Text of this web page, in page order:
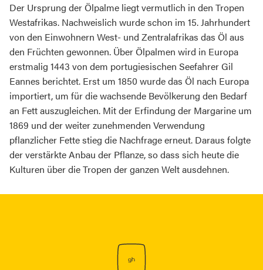
Der Ursprung der Ölpalme liegt vermutlich in den Tropen
Westafrikas. Nachweislich wurde schon im 15. Jahrhundert
von den Einwohnern West- und Zentralafrikas das Öl aus
den Früchten gewonnen. Über Ölpalmen wird in Europa
erstmalig 1443 von dem portugiesischen Seefahrer Gil
Eannes berichtet. Erst um 1850 wurde das Öl nach Europa
importiert, um für die wachsende Bevölkerung den Bedarf
an Fett auszugleichen. Mit der Erfindung der Margarine um
1869 und der weiter zunehmenden Verwendung
pflanzlicher Fette stieg die Nachfrage erneut. Daraus folgte
der verstärkte Anbau der Pflanze, so dass sich heute die
Kulturen über die Tropen der ganzen Welt ausdehnen.